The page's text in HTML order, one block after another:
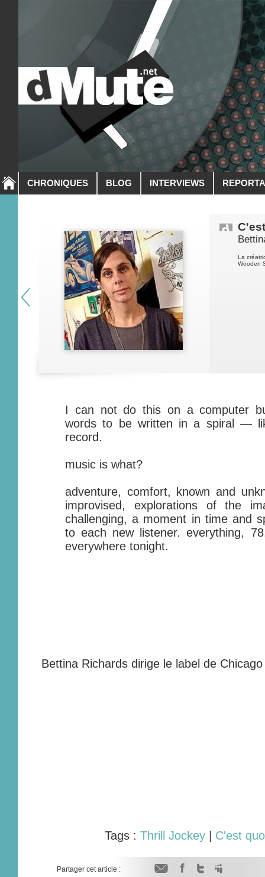
CHRONIQUES BLOG INTERVIEWS
La
Wooden
I can not do this on a computer
words to be written in a spiral —
record.
music is what?
adventure, comfort, known and
improvised, explorations of the
challenging, a moment in time and
to each new listener. everything,
everywhere tonight.
Bettina Richards dirige le label de
Tags : Thrill Jockey C'est
Partager cet article :